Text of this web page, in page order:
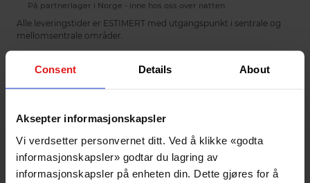
Consent Details About
Aksepter informasjonskapsler
Vi verdsetter personvernet ditt. Ved å klikke «godta
informasjonskapsler» godtar du lagring av
informasjonskapsler på enheten din. Dette gjøres for å
På partnerlager i Norge - inne hos oss over natten
Alle leveringstider er ESTIMERT med utgangspunkt i sentrale og
mellomsentrale områder.
Part number:
90 dager retur 3 mnd åpent kjøp Rask levering